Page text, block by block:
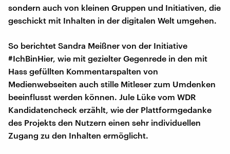
sondern auch von kleinen Gruppen und Initiativen, die
geschickt mit Inhalten in der digitalen Welt umgehen.
So berichtet Sandra Meißner von der Initiative
#IchBinHier, wie mit gezielter Gegenrede in den mit
Hass gefüllten Kommentarspalten von
Medienwebseiten auch stille Mitleser zum Umdenken
beeinflusst werden können. Jule Lüke vom WDR
Kandidatencheck erzählt, wie der Plattformgedanke
des Projekts den Nutzern einen sehr individuellen
Zugang zu den Inhalten ermöglicht.